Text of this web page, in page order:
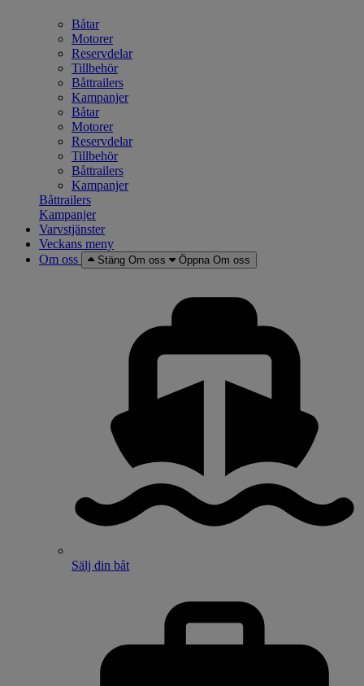
Båtar
Motorer
Reservdelar
Tillbehör
Båttrailers
Kampanjer
Båtar
Motorer
Reservdelar
Tillbehör
Båttrailers
Kampanjer
Båttrailers
Kampanjer
Varvstjänster
Veckans meny
Om oss
Stäng Om oss Öppna Om oss
Sälj din båt